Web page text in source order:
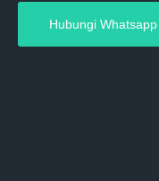
Hubungi Whatsapp